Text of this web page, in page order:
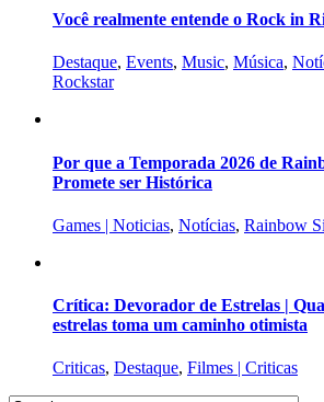
Você realmente entende o Rock in
Destaque, Events, Music, Música,
Rockstar
Por que a Temporada 2026 de
Promete ser Histórica
Games | Noticias, Notícias, Rainbow
Crítica: Devorador de Estrelas |
estrelas toma um caminho otimista
Criticas, Destaque, Filmes | Criticas